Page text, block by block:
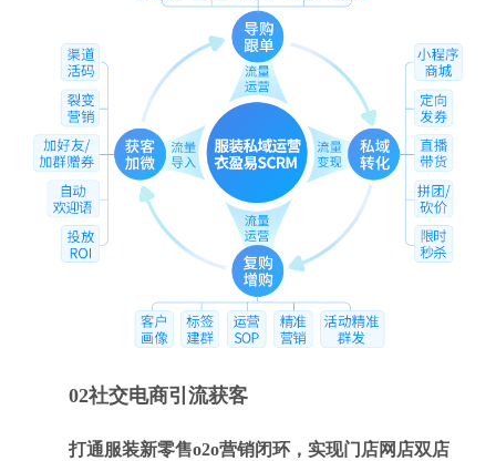
02社交电商引流获客
打通服装新零售o2o营销闭环，实现门店网店双店